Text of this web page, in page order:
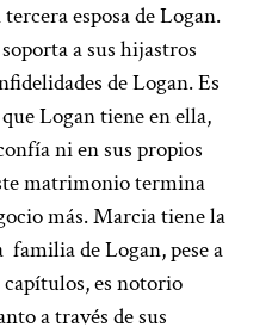
esposa de Logan.
a sus hijastros
de Logan. Es
Logan tiene en ella,
ni en sus propios
matrimonio termina
más. Marcia tiene la
familia de Logan, pese a
es notorio
a través de sus